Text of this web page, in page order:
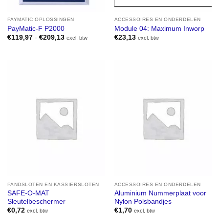
PAYMATIC OPLOSSINGEN
PayMatic-F P2000
€119,97 - €209,13Prijsklasse:
excl. btw
ACCESSOIRES EN ONDERDELEN
Module 04: Maximum Inworp
€23,13 excl. btw
PANDSLOTEN EN KASSIERSLOTEN
SAFE-O-MAT
Sleutelbeschermer
€0,72 excl. btw
ACCESSOIRES EN ONDERDELEN
Aluminium Nummerplaat voor
Nylon Polsbandjes
€1,70 excl. btw